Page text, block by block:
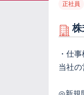
正社員
株
・仕
当社